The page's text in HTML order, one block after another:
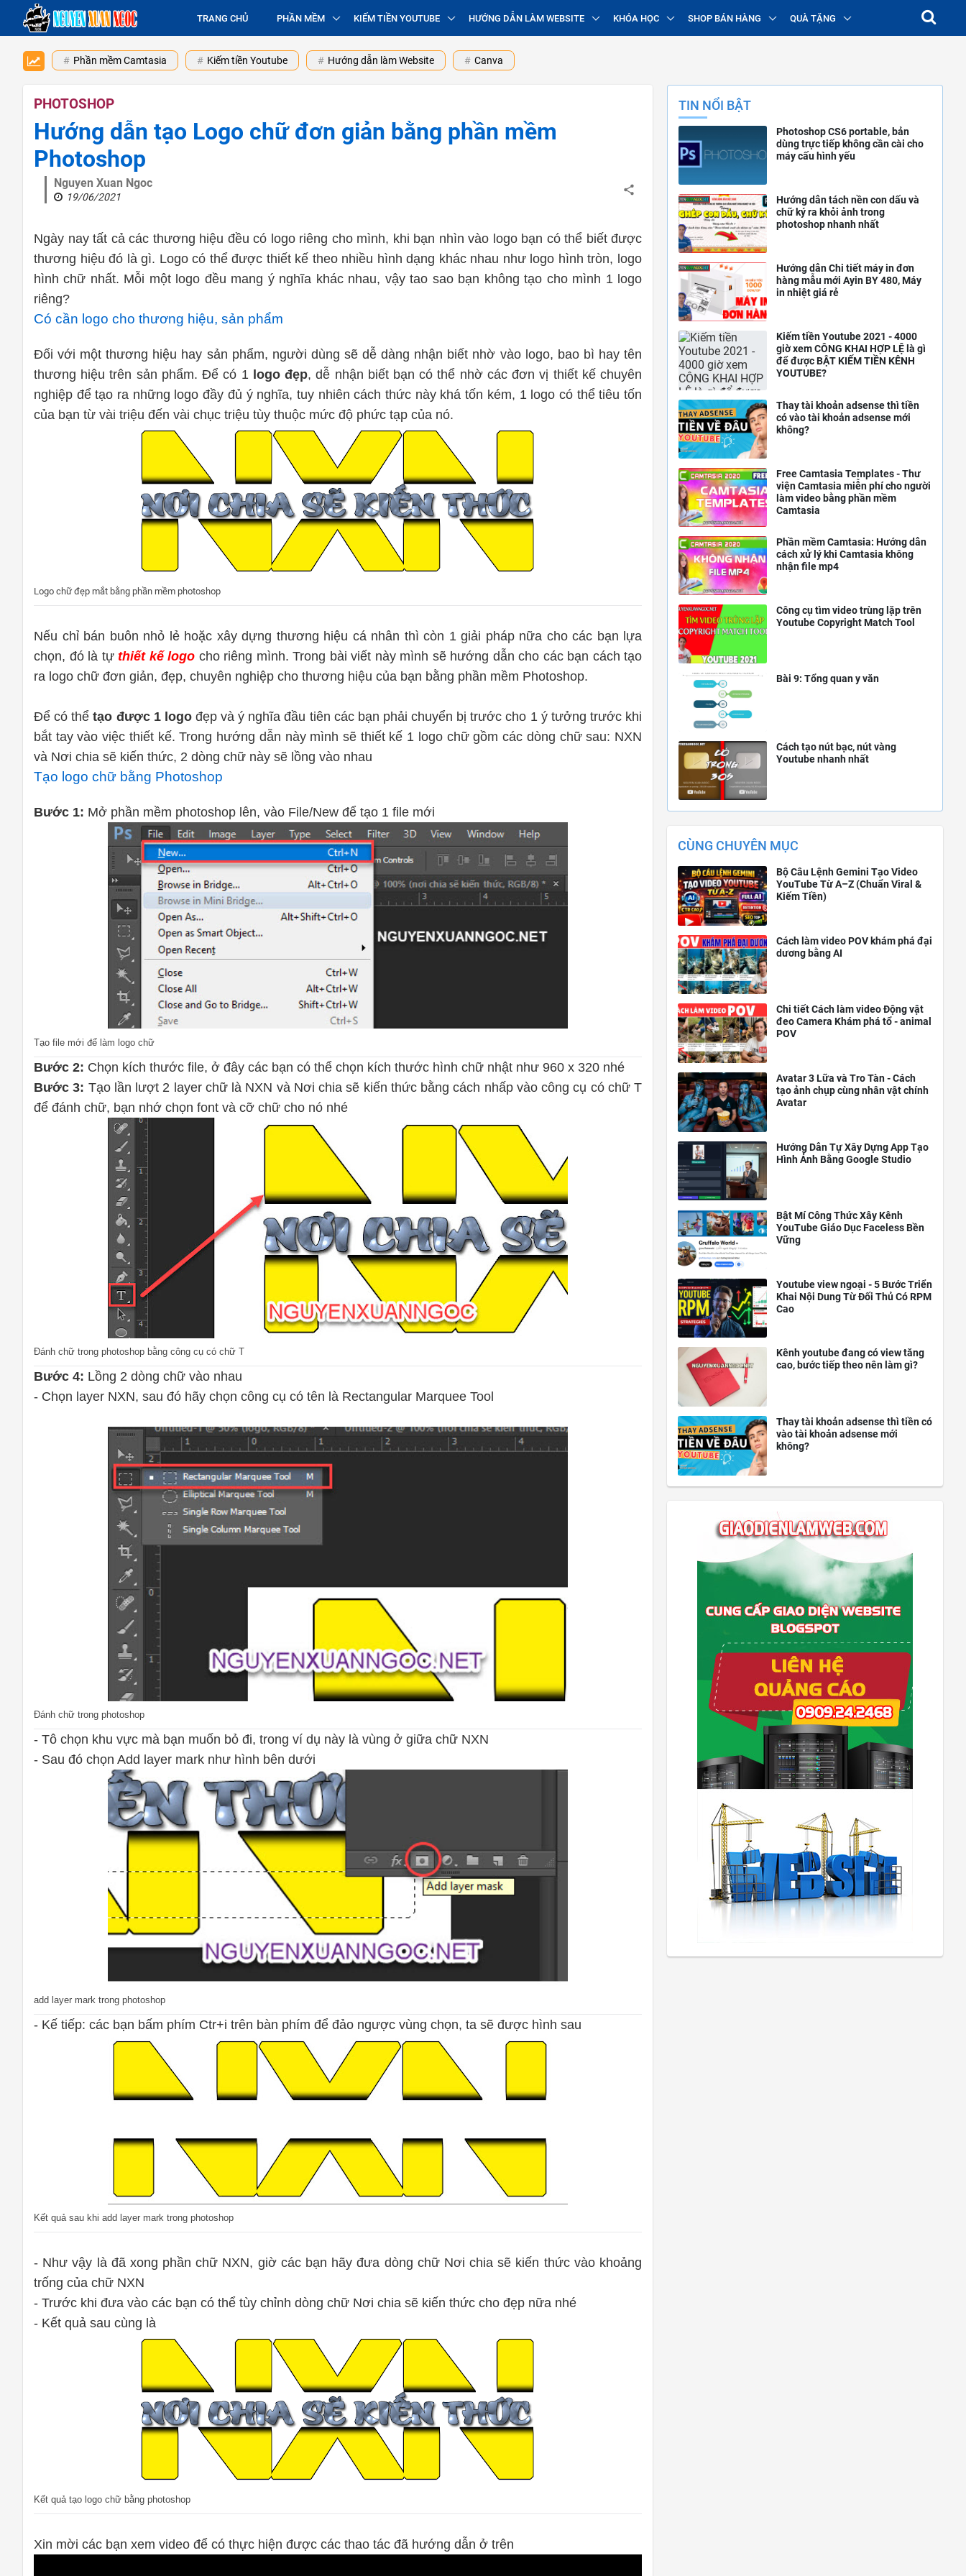
TRANG CHỦ PHẦN MỀM KIẾM TIỀN YOUTUBE HƯỚNG DẪN LÀM WEBSITE KHÓA HỌC SHOP BÁN HÀNG QUÀ TẶNG
Phần mềm Camtasia Kiếm tiền Youtube Hướng dẫn làm Website Canva
PHOTOSHOP
Hướng dẫn tạo Logo chữ đơn giản bằng phần mềm
Photoshop
Nguyen Xuan Ngoc
19/06/2021
Ngày nay tất cả các thương hiệu đều có logo riêng cho mình, khi bạn nhìn vào logo bạn có thể biết được
thương hiệu đó là gì. Logo có thể được thiết kế theo nhiều hình dạng khác nhau như logo hình tròn, logo
hình chữ nhất. Mỗi một logo đều mang ý nghĩa khác nhau, vậy tao sao bạn không tạo cho mình 1 logo
riêng?
Có cần logo cho thương hiệu, sản phẩm
Đối với một thương hiệu hay sản phẩm, người dùng sẽ dễ dàng nhận biết nhờ vào logo, bao bì hay tên
thương hiệu trên sản phẩm. Để có 1 logo đẹp, dễ nhận biết bạn có thể nhờ các đơn vị thiết kế chuyên
nghiệp để tạo ra những logo đầy đủ ý nghĩa, tuy nhiên cách thức này khá tốn kém, 1 logo có thể tiêu tốn
của bạn từ vài triệu đến vài chục triệu tùy thuộc mức độ phức tạp của nó.
Logo chữ đẹp mắt bằng phần mềm photoshop
Nếu chỉ bán buôn nhỏ lẻ hoặc xây dựng thương hiệu cá nhân thì còn 1 giải pháp nữa cho các bạn lựa
chọn, đó là tự thiết kế logo cho riêng mình. Trong bài viết này mình sẽ hướng dẫn cho các bạn cách tạo
ra logo chữ đơn giản, đẹp, chuyên nghiệp cho thương hiệu của bạn bằng phần mềm Photoshop.
Để có thểtạo được 1 logo đẹp và ý nghĩa đầu tiên các bạn phải chuyển bị trước cho 1 ý tưởng trước khi
bắt tay vào việc thiết kế. Trong hướng dẫn này mình sẽ thiết kế 1 logo chữ gồm các dòng chữ sau: NXN
và Nơi chia sẽ kiến thức, 2 dòng chữ này sẽ lồng vào nhau
Tạo logo chữ bằng Photoshop
Bước 1: Mở phần mềm photoshop lên, vào File/New để tạo 1 file mới
Tạo file mới để làm logo chữ
Bước 2: Chọn kích thước file, ở đây các bạn có thể chọn kích thước hình chữ nhật như 960 x 320 nhé
Bước 3: Tạo lần lượt 2 layer chữ là NXN và Nơi chia sẽ kiến thức bằng cách nhấp vào công cụ có chữ T
để đánh chữ, bạn nhớ chọn font và cỡ chữ cho nó nhé
Đánh chữ trong photoshop bằng công cụ có chữ T
Bước 4: Lồng 2 dòng chữ vào nhau
- Chọn layer NXN, sau đó hãy chọn công cụ có tên là Rectangular Marquee Tool
Đánh chữ trong photoshop
- Tô chọn khu vực mà bạn muốn bỏ đi, trong ví dụ này là vùng ở giữa chữ NXN
- Sau đó chọn Add layer mark như hình bên dưới
add layer mark trong photoshop
- Kế tiếp: các bạn bấm phím Ctr+i trên bàn phím để đảo ngược vùng chọn, ta sẽ được hình sau
Kết quả sau khi add layer mark trong photoshop
- Như vậy là đã xong phần chữ NXN, giờ các bạn hãy đưa dòng chữ Nơi chia sẽ kiến thức vào khoảng
trống của chữ NXN
- Trước khi đưa vào các bạn có thể tùy chỉnh dòng chữ Nơi chia sẽ kiến thức cho đẹp nữa nhé
- Kết quả sau cùng là
Kết quả tạo logo chữ bằng photoshop
Xin mời các bạn xem video để có thực hiện được các thao tác đã hướng dẫn ở trên
TIN NỔI BẬT
Photoshop CS6 portable, bản
dùng trực tiếp không cần cài cho
máy cấu hình yếu
Hướng dẫn tách nền con dấu và
chữ ký ra khỏi ảnh trong
photoshop nhanh nhất
Hướng dẫn Chi tiết máy in đơn
hàng mẫu mới Ayin BY 480, Máy
in nhiệt giá rẻ
Kiếm tiền Youtube 2021 - 4000
giờ xem CÔNG KHAI HỢP LỆ là gì
để được BẬT KIẾM TIỀN KÊNH
YOUTUBE?
Thay tài khoản adsense thì tiền
có vào tài khoản adsense mới
không?
Free Camtasia Templates - Thư
viện Camtasia miễn phí cho người
làm video bằng phần mềm
Camtasia
Phần mềm Camtasia: Hướng dẫn
cách xử lý khi Camtasia không
nhận file mp4
Công cụ tìm video trùng lặp trên
Youtube Copyright Match Tool
Bài 9: Tổng quan y văn
Cách tạo nút bạc, nút vàng
Youtube nhanh nhất
CÙNG CHUYÊN MỤC
Bộ Câu Lệnh Gemini Tạo Video
YouTube Từ A–Z (Chuẩn Viral &
Kiếm Tiền)
Cách làm video POV khám phá đại
dương bằng AI
Chi tiết Cách làm video Động vật
đeo Camera Khám phá tổ - animal
POV
Avatar 3 Lữa và Tro Tàn - Cách
tạo ảnh chụp cùng nhân vật chính
Avatar
Hướng Dẫn Tự Xây Dựng App Tạo
Hình Ảnh Bằng Google Studio
Bật Mí Công Thức Xây Kênh
YouTube Giáo Dục Faceless Bền
Vững
Youtube view ngoại - 5 Bước Triển
Khai Nội Dung Từ Đối Thủ Có RPM
Cao
Kênh youtube đang có view tăng
cao, bước tiếp theo nên làm gì?
Thay tài khoản adsense thì tiền có
vào tài khoản adsense mới
không?